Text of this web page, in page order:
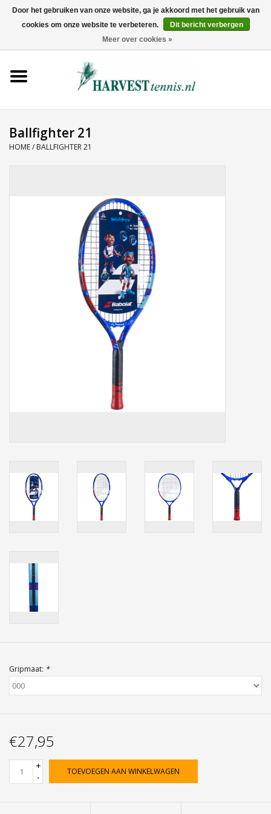
0 Artikelen - €0,00
Tenniskleding
Ballfighter 21
HOME/ BALLFIGHTER 21
Gripmaat: *
€27,95
+
-
TOEVOEGEN AAN WINKELWAGEN
Door het gebruiken van onze website, ga je akkoord met het gebruik van
cookies om onze website te verbeteren.
Dit bericht verbergen
Meer over cookies »